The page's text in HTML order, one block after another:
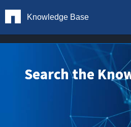
Knowledge Base
Search the